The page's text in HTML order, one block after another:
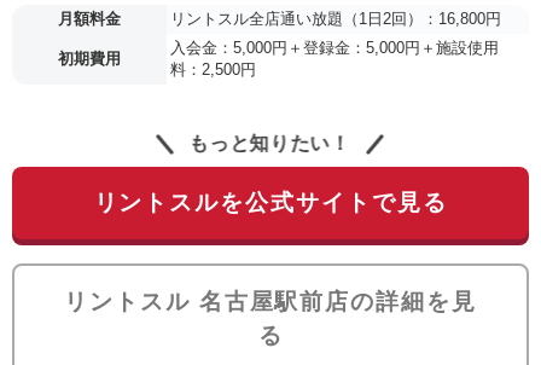
月額料金 リントスル全店通い放題（1日2回）：16,800円
初期費用
入会金：5,000円＋登録金：5,000円＋施設使用
料：2,500円
もっと知りたい！
リントスルを公式サイトで見る
リントスル 名古屋駅前店の詳細を見
る